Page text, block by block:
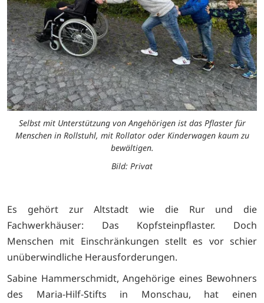
Selbst mit Unterstützung von Angehörigen ist das Pflaster für
Menschen in Rollstuhl, mit Rollator oder Kinderwagen kaum zu
bewältigen.
Bild: Privat
Es gehört zur Altstadt wie die Rur und die
Fachwerkhäuser: Das Kopfsteinpflaster. Doch
Menschen mit Einschränkungen stellt es vor schier
unüberwindliche Herausforderungen.
Sabine Hammerschmidt, Angehörige eines Bewohners
des Maria-Hilf-Stifts in Monschau, hat einen